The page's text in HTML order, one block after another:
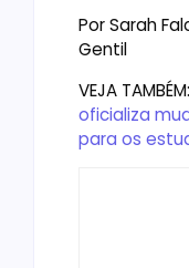
Por Sarah
Gentil
VEJA TAMBÉM:
oficializa
para os